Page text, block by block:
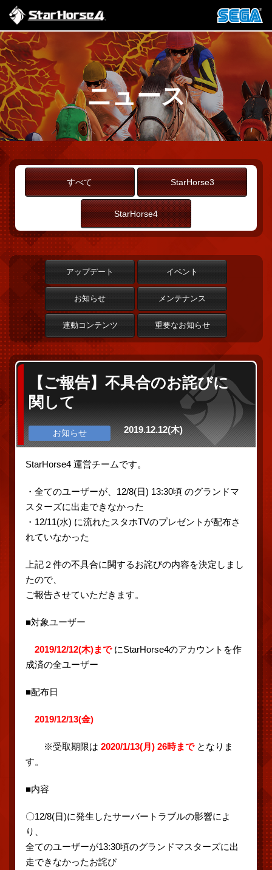
ニュース
すべて StarHorse3
StarHorse4
アップデート イベント
お知らせ メンテナンス
連動コンテンツ 重要なお知らせ
【ご報告】不具合のお詫びに
関して
お知らせ 2019.12.12(木)
StarHorse4 運営チームです。
・全てのユーザーが、12/8(日) 13:30頃 のグランドマ
スターズに出走できなかった
・12/11(水) に流れたスタホTVのプレゼントが配布さ
れていなかった
上記２件の不具合に関するお詫びの内容を決定しまし
たので、
ご報告させていただきます。
■対象ユーザー
2019/12/12(木)までにStarHorse4のアカウントを作
成済の全ユーザー
■配布日
2019/12/13(金)
※受取期限は 2020/1/13(月) 26時までとなりま
す。
■内容
〇12/8(日)に発生したサーバートラブルの影響によ
り、
全てのユーザーが13:30頃のグランドマスターズに出
走できなかったお詫び